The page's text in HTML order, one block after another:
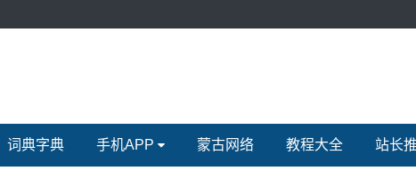
词典字典 手机APP 蒙古网络 教程大全 站长